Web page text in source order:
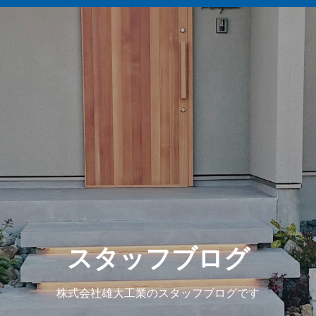
スタッフブログ
株式会社雄大工業のスタッフブログです